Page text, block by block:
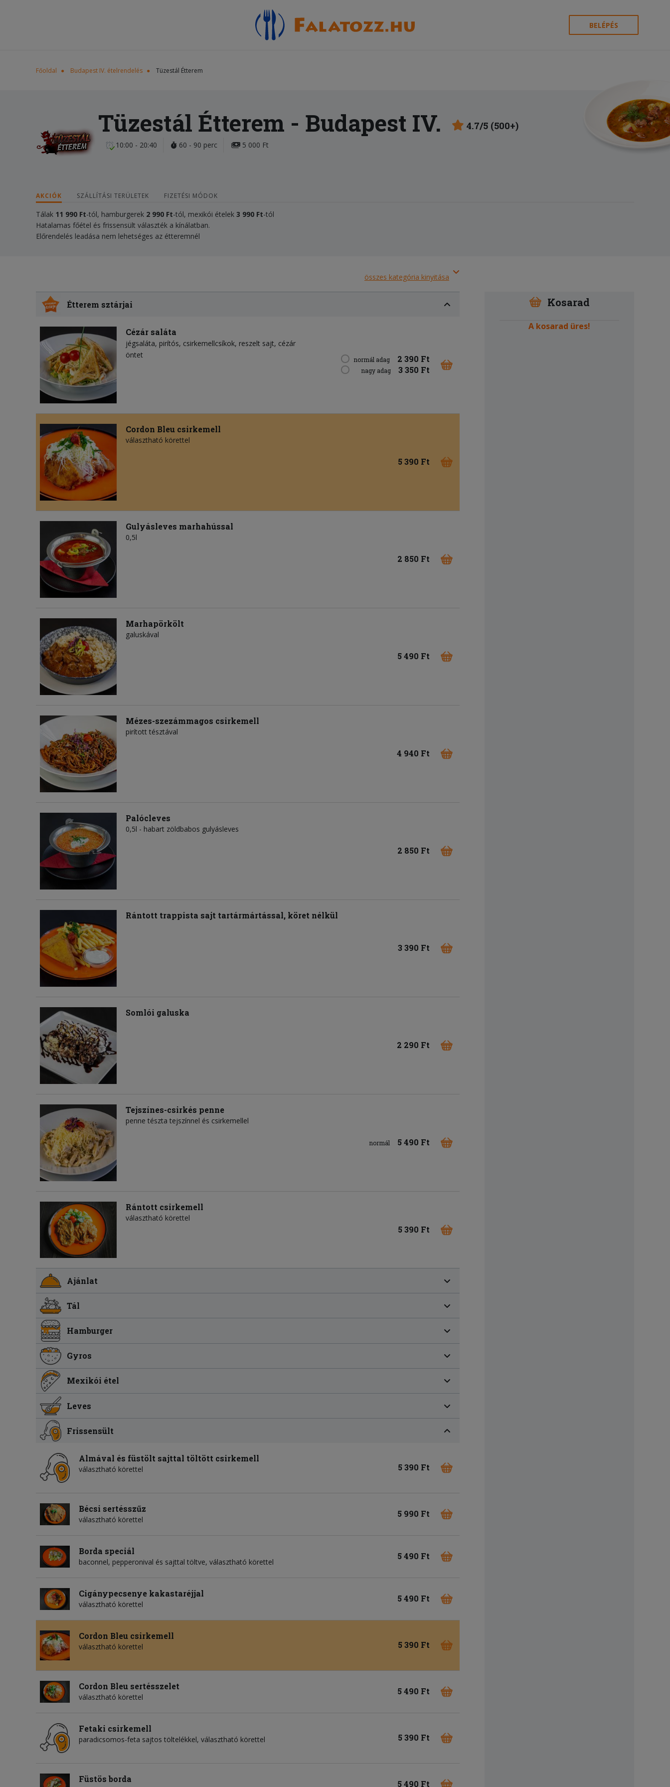
BELÉPÉS
Főoldal Budapest IV. ételrendelés Tüzestál Étterem
Tüzestál Étterem - Budapest IV. 4.7/5 (500+)
10:00 - 20:40 60 - 90 perc 5 000 Ft
AKCIÓK SZÁLLÍTÁSI TERÜLETEK FIZETÉSI MÓDOK
Tálak 11 990 Ft-tól, hamburgerek 2 990 Ft-tól, mexikói ételek 3 990 Ft-tól
Hatalamas főétel és frissensült választék a kínálatban.
Előrendelés leadása nem lehetséges az étteremnél
összes kategória kinyitása
Étterem sztárjai
Cézár saláta
jégsaláta pirítós csirkemellcsíkok reszelt sajt cézár
öntet
normál adag 2 390 Ft
nagy adag 3 350 Ft
Cordon Bleu csirkemell
választható körettel
5 390 Ft
Gulyásleves marhahússal
0,5l
2 850 Ft
Marhapörkölt
galuskával
5 490 Ft
Mézes-szezámmagos csirkemell
pirított tésztával
4 940 Ft
Palócleves
0,5l - habart zöldbabos gulyásleves
2 850 Ft
Rántott trappista sajt tartármártással, köret nélkül
3 390 Ft
Somlói galuska
2 290 Ft
Tejszínes-csirkés penne
penne tészta tejszínnel és csirkemellel
normál 5 490 Ft
Rántott csirkemell
választható körettel
5 390 Ft
Ajánlat
Tál
Hamburger
Gyros
Mexikói étel
Leves
Frissensült
Almával és füstölt sajttal töltött csirkemell
választható körettel 5 390 Ft
Bécsi sertésszűz
választható körettel
5 990 Ft
Borda speciál
baconnel, pepperonival és sajttal töltve, választható körettel
5 490 Ft
Cigánypecsenye kakastaréjjal
választható körettel
5 490 Ft
Cordon Bleu csirkemell
választható körettel 5 390 Ft
Cordon Bleu sertésszelet
választható körettel
5 490 Ft
Fetaki csirkemell
paradicsomos-feta sajtos töltelékkel, választható körettel 5 390 Ft
Füstös borda 5 490 Ft
Kosarad
A kosarad üres!